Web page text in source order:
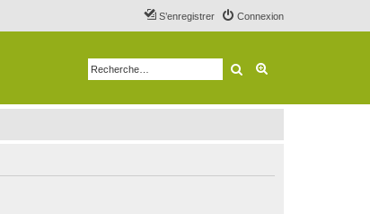
Connexion
S’enregistrer
Rechercher